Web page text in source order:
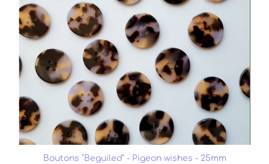
Boutons "Beguiled" - Pigeon wishes - 25mm